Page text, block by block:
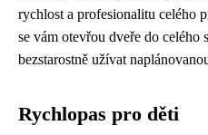
rychlost a profesionalitu celého
se vám otevřou dveře do celého
bezstarostně užívat
Rychlopas pro děti